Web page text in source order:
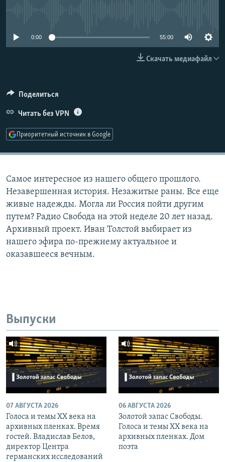
0:00 55:00
Скачать медиафайл
Поделиться
Читать без VPN
Приоритетный источник в Google
Самое интересное из нашего общего прошлого.
Незавершенная история. Незажитые раны. Все еще
живые надежды. Могла ли Россия пойти другим
путем? Радио Свобода на этой неделе 20 лет назад.
Архивный проект. Иван Толстой выбирает из
нашего эфира по-прежнему актуальное и
оказавшееся вечным.
Выпуски
07 АВГУСТА 2026
Голоса и темы XX века на
архивных пленках. Время
гостей. Владислав Белов,
директор Центра
германских исследований
06 АВГУСТА 2026
Золотой запас Свободы.
Голоса и темы XX века на
архивных пленках. Дом
поэта